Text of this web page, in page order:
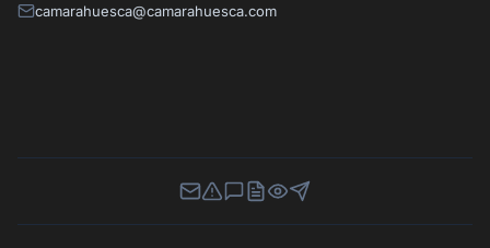
camarahuesca@camarahuesca.com
Newsletter
Canal de Denuncias
Buzón de Sugerencias
Perfil Contratante
Ley de Transparencia
Contacta con nosotros